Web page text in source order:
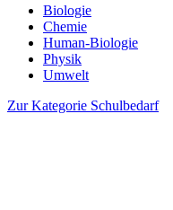
Biologie
Chemie
Human-Biologie
Physik
Umwelt
Zur Kategorie Schulbedarf